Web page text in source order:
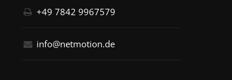
+49 7842 9967579
info@netmotion.de